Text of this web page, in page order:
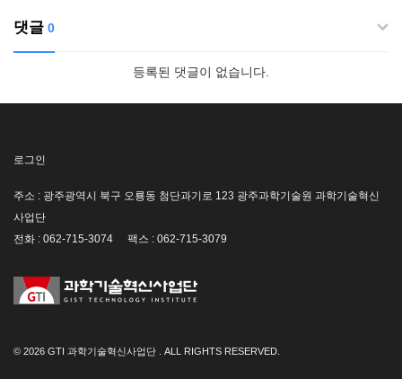
댓글 0
등록된 댓글이 없습니다.
로그인
주소 : 광주광역시 북구 오룡동 첨단과기로 123 광주과학기술원 과학기술혁신
사업단
전화 : 062-715-3074
팩스 : 062-715-3079
© 2026 GTI 과학기술혁신사업단 . ALL RIGHTS RESERVED.